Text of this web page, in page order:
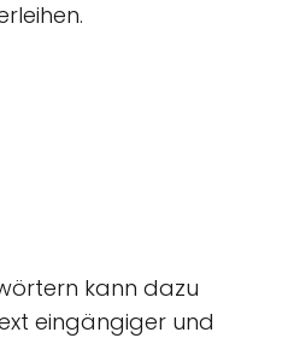
kann dazu
eingängiger und